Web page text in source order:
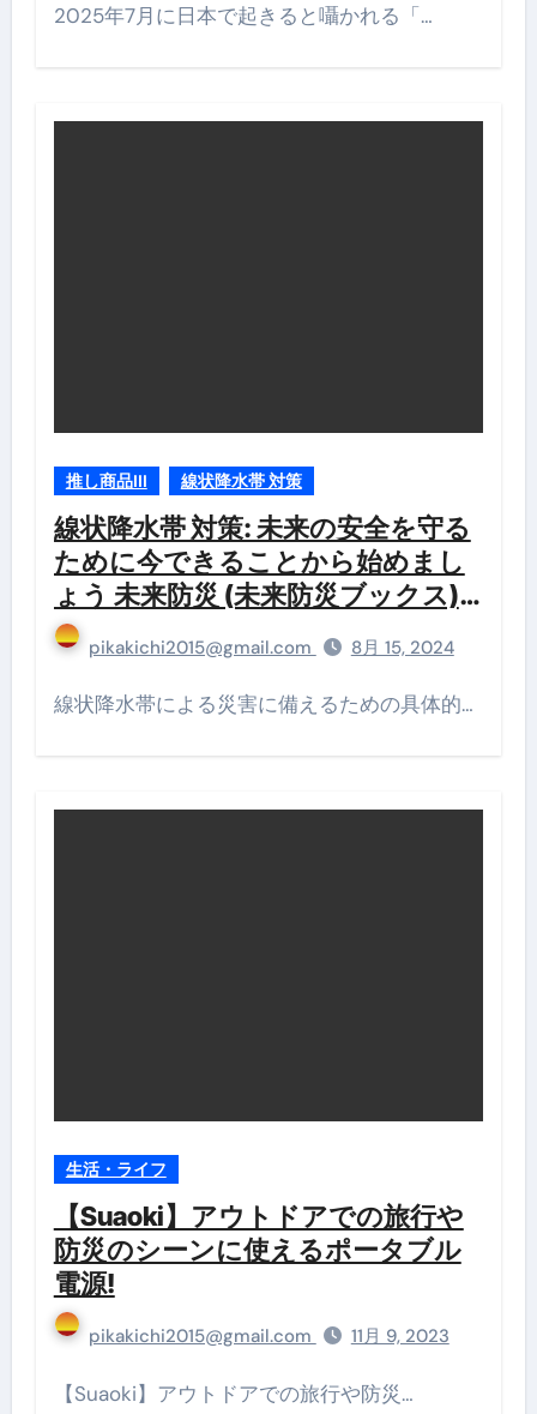
2025年7月に日本で起きると囁かれる「…
推し商品III 線状降水帯 対策
線状降水帯 対策: 未来の安全を守る
ために今できることから始めまし
ょう 未来防災 (未来防災ブックス)
Kindle版
pikakichi2015@gmail.com 8月 15, 2024
線状降水帯による災害に備えるための具体的…
生活・ライフ
【Suaoki】アウトドアでの旅行や
防災のシーンに使えるポータブル
電源!
pikakichi2015@gmail.com 11月 9, 2023
【Suaoki】アウトドアでの旅行や防災…